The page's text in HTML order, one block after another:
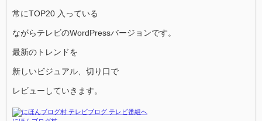
常にTOP20 入っている
ながらテレビのWordPressバージョンです。
最新のトレンドを
新しいビジュアル、切り口で
レビューしていきます。